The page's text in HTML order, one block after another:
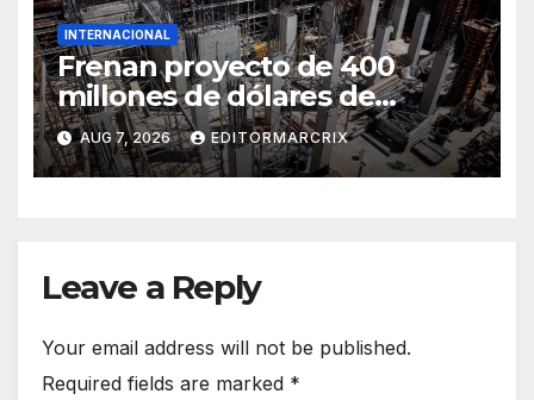
INTERNACIONAL
Frenan proyecto de 400
millones de dólares de
Trump en la Casa Blanca
AUG 7, 2026 EDITORMARCRIX
Leave a Reply
Your email address will not be published.
Required fields are marked *